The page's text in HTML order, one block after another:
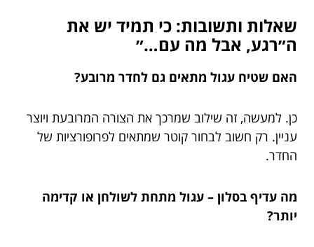
שאלות ותשובות: כי תמיד יש את
ה״רגע, אבל מה עם…״
האם שטיח עגול מתאים גם לחדר מרובע?
כן. למעשה, זה שילוב שמרכך את הצורה המרובעת ויוצר
עניין. רק חשוב לבחור קוטר שמתאים לפרופורציות של
החדר.
מה עדיף בסלון – עגול מתחת לשולחן או קדימה
יותר?